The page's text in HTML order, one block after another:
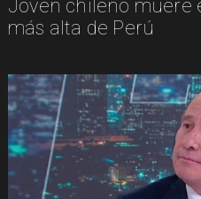
Joven chileno muere
más alta de Perú